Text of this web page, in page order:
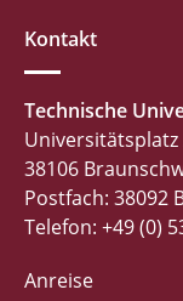
Kontakt
Technische
Universitätsplatz
38106
Postfach: 38092
Telefon: +49 (0)
Anreise